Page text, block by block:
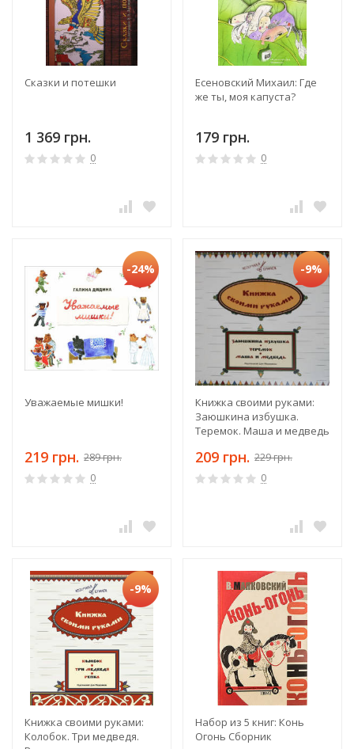
Сказки и потешки
1 369 грн.
0
Есеновский Михаил: Где
же ты, моя капуста?
179 грн.
0
-24%
Уважаемые мишки!
219 грн. 289 грн.
0
-9%
Книжка своими руками:
Заюшкина избушка.
Теремок. Маша и медведь
209 грн. 229 грн.
0
-9%
Книжка своими руками:
Колобок. Три медведя.
Набор из 5 книг: Конь
Огонь Сборник